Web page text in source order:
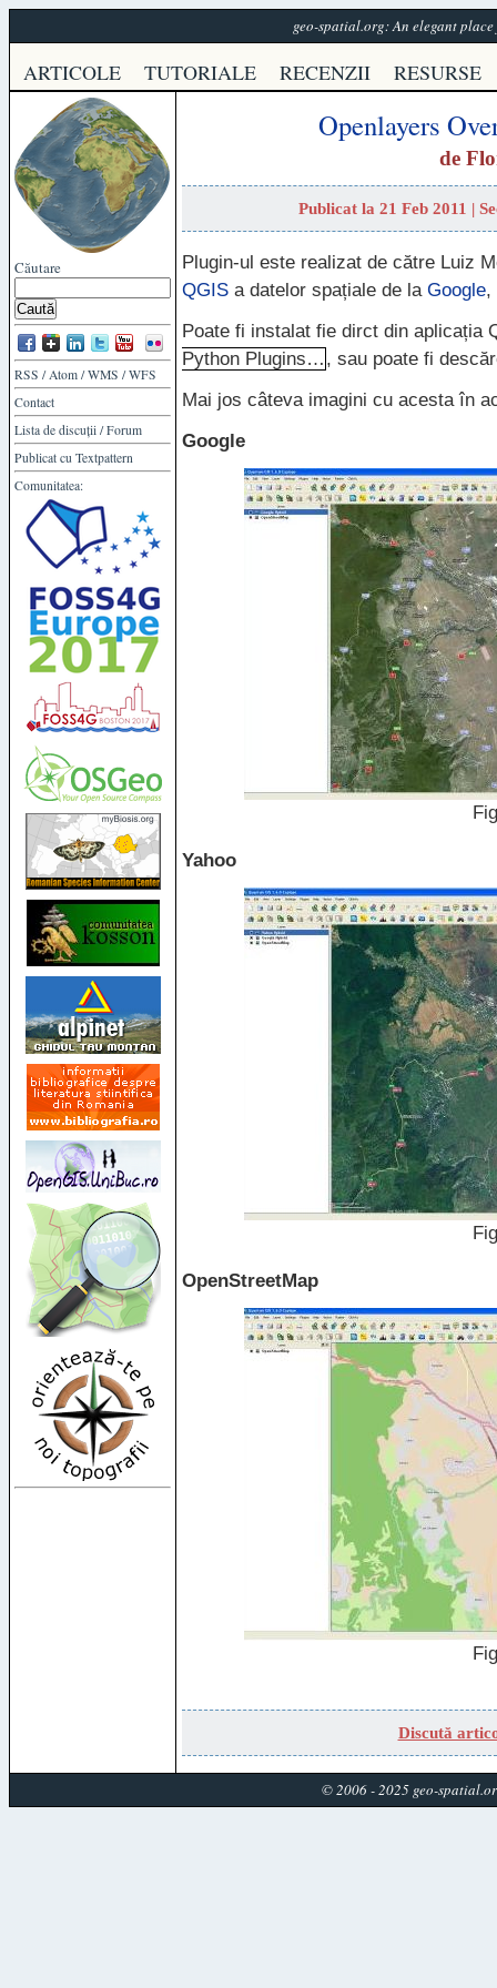
geo-spatial.org: An elegant
ARTICOLE TUTORIALE RECENZII RESURSE
Căutare
RSS /Atom /WMS /WFS
Contact
Lista de discuții /Forum
Publicat cu Textpattern
Comunitatea:
Openlayers
de
Publicat la 21 Feb 2011 |
Plugin-ul este realizat de către Luiz
QGIS a datelor spațiale de la Google,
Poate fi instalat fie dirct din aplicația
Python Plugins… , sau poate fi
Mai jos câteva imagini cu acesta în
Google
Yahoo
OpenStreetMap
Discută
© 2006 - 2025 geo-